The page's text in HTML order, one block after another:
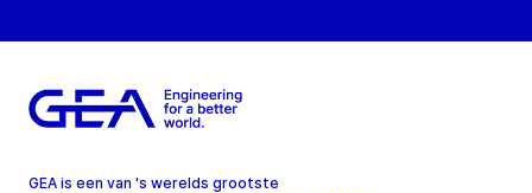
GEA is een van 's werelds grootste